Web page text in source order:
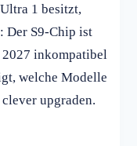
1 besitzt,
Der S9-Chip ist
inkompatibel
welche Modelle
upgraden.